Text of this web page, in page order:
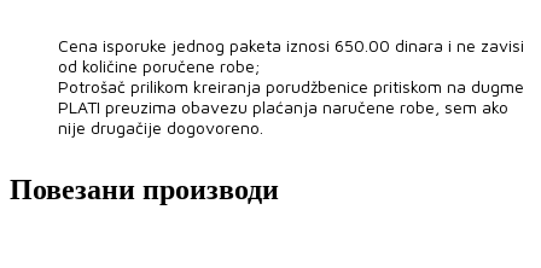
Cena isporuke jednog paketa iznosi 650.00 dinara i ne zavisi
od količine poručene robe;
Potrošač prilikom kreiranja porudžbenice pritiskom na dugme
PLATI preuzima obavezu plaćanja naručene robe, sem ako
nije drugačije dogovoreno.
Повезани производи